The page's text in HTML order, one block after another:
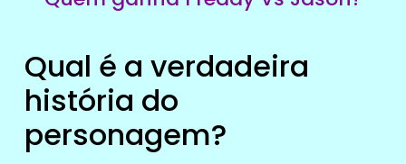
Qual é a verdadeira
história do
personagem?